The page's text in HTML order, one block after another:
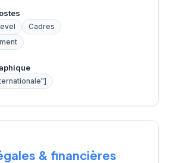
Cadres
& financières